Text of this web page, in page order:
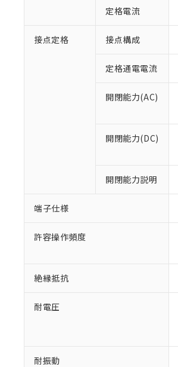
定格電流
接点定格 接点構成
定格通電電流
開閉能力(AC)
開閉能力(DC)
開閉能力説明
端子仕様
許容操作頻度
絶縁抵抗
耐電圧
耐振動